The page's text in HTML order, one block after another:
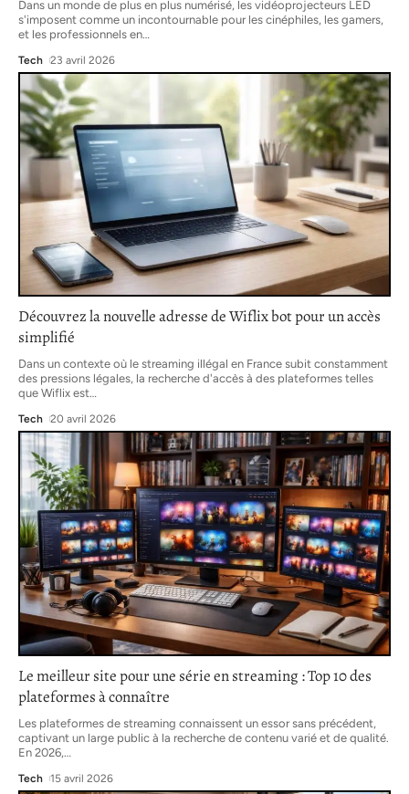
Dans un monde de plus en plus numérisé, les vidéoprojecteurs LED
s'imposent comme un incontournable pour les cinéphiles, les gamers,
et les professionnels en
Tech 23 avril 2026
Découvrez la nouvelle adresse de Wiflix bot pour un accès
simplifié
Dans un contexte où le streaming illégal en France subit constamment
des pressions légales, la recherche d'accès à des plateformes telles
que Wiflix est…
Tech 20 avril 2026
Le meilleur site pour une série en streaming : Top 10 des
plateformes à connaître
Les plateformes de streaming connaissent un essor sans précédent,
captivant un large public à la recherche de contenu varié et de qualité.
En 2026,…
Tech 15 avril 2026